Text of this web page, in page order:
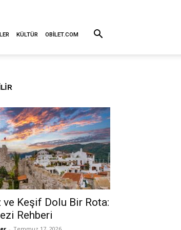
KÜLTÜR OBILET.COM
ve Keşif Dolu Bir Rota:
Rehberi